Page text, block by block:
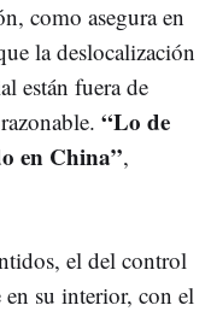
como asegura en
la deslocalización
están fuera de
“Lo de
en China”,
el del control
su interior, con el